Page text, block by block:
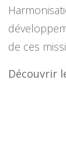
de ces
Découvrir